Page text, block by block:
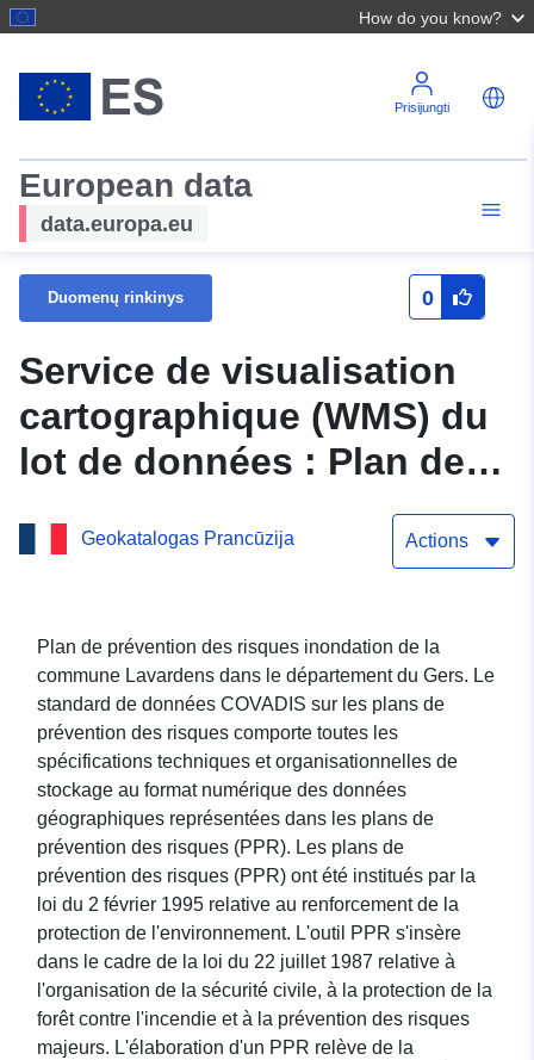
How do you know?
Prisijungti
European data
data.europa.eu
Duomenų rinkinys 0
Service de visualisation
cartographique (WMS) du
lot de données : Plan de
prévention des risques
inondation de la commune
département du Gers
Geokatalogas Prancūzija Actions
Plan de prévention des risques inondation de la
commune Lavardens dans le département du Gers. Le
standard de données COVADIS sur les plans de
prévention des risques comporte toutes les
spécifications techniques et organisationnelles de
stockage au format numérique des données
géographiques représentées dans les plans de
prévention des risques (PPR). Les plans de
prévention des risques (PPR) ont été institués par la
loi du 2 février 1995 relative au renforcement de la
protection de l'environnement. L'outil PPR s'insère
dans le cadre de la loi du 22 juillet 1987 relative à
l'organisation de la sécurité civile, à la protection de la
forêt contre l'incendie et à la prévention des risques
majeurs. L'élaboration d'un PPR relève de la